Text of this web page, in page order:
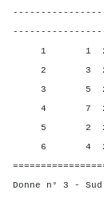
1 1
2 3
3 5
4 7
5 2
6 4
Donne n° 3 -